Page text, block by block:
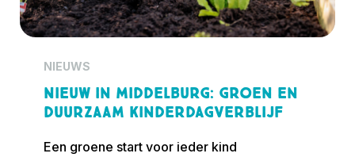
NIEUWS
Nieuw in Middelburg: groen en
duurzaam kinderdagverblijf
Een groene start voor ieder kind